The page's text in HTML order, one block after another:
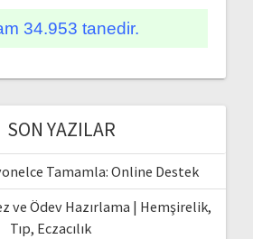
34.953 tanedir.
SON YAZILAR
Tamamla: Online Destek
ve Ödev Hazırlama | Hemşirelik,
Tıp, Eczacılık